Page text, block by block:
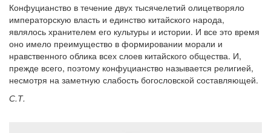
Конфуцианство в течение двух тысячелетий олицетворяло
императорскую власть и единство китайского народа,
являлось хранителем его культуры и истории. И все это время
оно имело преимущество в формировании морали и
нравственного облика всех слоев китайского общества. И,
прежде всего, поэтому конфуцианство называется религией,
несмотря на заметную слабость богословской составляющей.
С.Т.